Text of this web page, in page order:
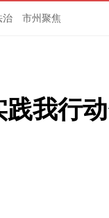
治 市州聚焦
践我行